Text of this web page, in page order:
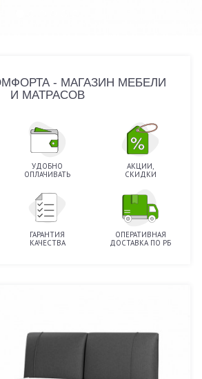
- МАГАЗИН МЕБЕЛИ
И МАТРАСОВ
УДОБНО
ОПЛАЧИВАТЬ
АКЦИИ,
СКИДКИ
ГАРАНТИЯ
КАЧЕСТВА
ОПЕРАТИВНАЯ
ДОСТАВКА ПО РБ